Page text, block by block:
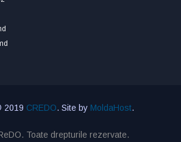
2019 CREDO. Site by MoldaHost.
Toate drepturile rezervate.